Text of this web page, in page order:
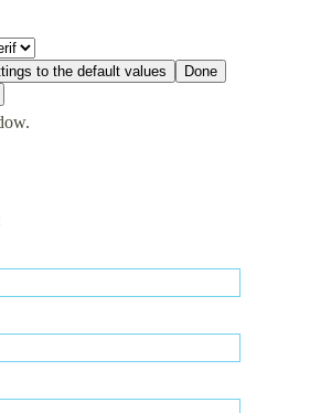
to the default values
Done